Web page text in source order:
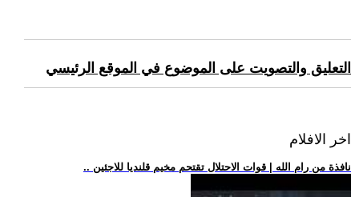
التعليق والتصويت على الموضوع في الموقع الرئيسي
اخر الافلام
.. نافذة من رام الله | قوات الاحتلال تقتحم مخيم قلنديا للاجئين